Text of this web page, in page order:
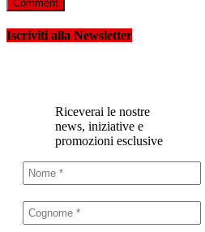
Iscriviti alla Newsletter
Riceverai le nostre
news, iniziative e
promozioni esclusive